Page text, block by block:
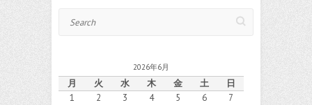
2026年6月
月 火 水 木 金 土
日
1
2 3 4 5 6
7